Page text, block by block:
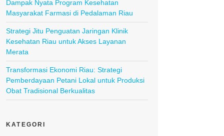
Dampak Nyata Program Kesehatan
Masyarakat Farmasi di Pedalaman Riau
Strategi Jitu Penguatan Jaringan Klinik
Kesehatan Riau untuk Akses Layanan
Merata
Transformasi Ekonomi Riau: Strategi
Pemberdayaan Petani Lokal untuk Produksi
Obat Tradisional Berkualitas
KATEGORI